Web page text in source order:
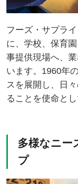
フーズ・サプラ
に、学校、保育
事提供現場へ、
います。1960年
スを展開し、日
ることを使命とし
多様なニー
プ